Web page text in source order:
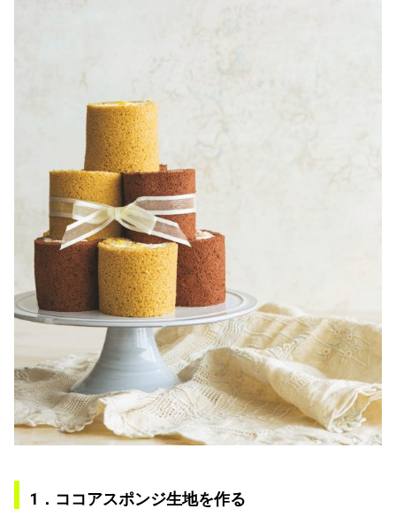
1．ココアスポンジ生地を作る